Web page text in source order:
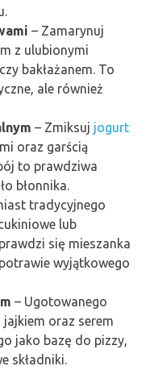
– Zamarynuj
z ulubionymi
bakłażanem. To
ale również
– Zmiksuj jogurt
oraz garścią
to prawdziwa
błonnika.
tradycyjnego
lub
się mieszanka
wyjątkowego
– Ugotowanego
oraz serem
jako bazę do pizzy,
składniki.